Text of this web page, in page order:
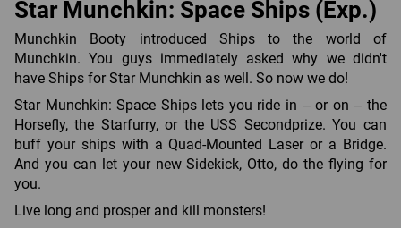
Star Munchkin: Space Ships (Exp.)
Munchkin Booty introduced Ships to the world of
Munchkin. You guys immediately asked why we didn't
have Ships for Star Munchkin as well. So now we do!
Star Munchkin: Space Ships lets you ride in – or on – the
Horsefly, the Starfurry, or the USS Secondprize. You can
buff your ships with a Quad-Mounted Laser or a Bridge.
And you can let your new Sidekick, Otto, do the flying for
you.
Live long and prosper and kill monsters!